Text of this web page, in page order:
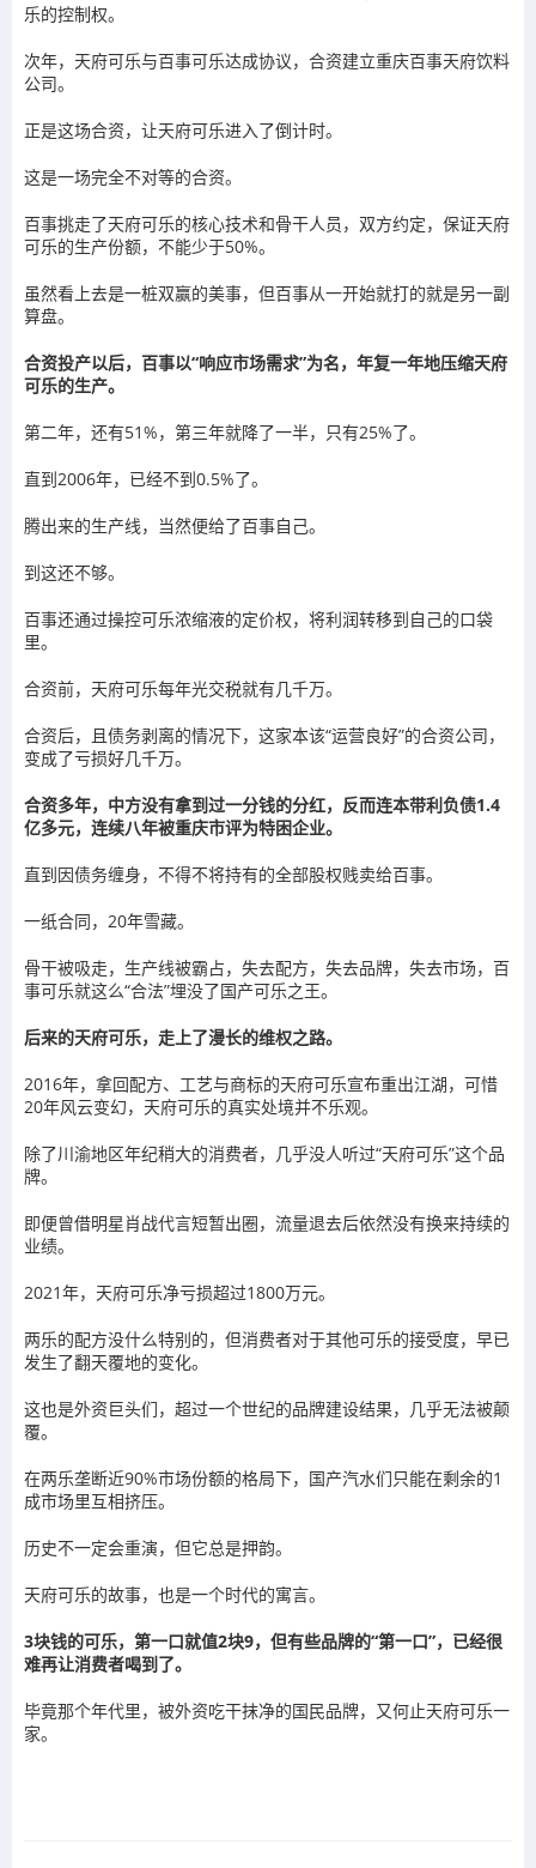
乐的控制权。
次年，天府可乐与百事可乐达成协议，合资建立重庆百事天府饮料
公司。
正是这场合资，让天府可乐进入了倒计时。
这是一场完全不对等的合资。
百事挑走了天府可乐的核心技术和骨干人员，双方约定，保证天府
可乐的生产份额，不能少于50%。
虽然看上去是一桩双赢的美事，但百事从一开始就打的就是另一副
算盘。
合资投产以后，百事以“响应市场需求”为名，年复一年地压缩天府
可乐的生产。
第二年，还有51%，第三年就降了一半，只有25%了。
直到2006年，已经不到0.5%了。
腾出来的生产线，当然便给了百事自己。
到这还不够。
百事还通过操控可乐浓缩液的定价权，将利润转移到自己的口袋
里。
合资前，天府可乐每年光交税就有几千万。
合资后，且债务剥离的情况下，这家本该“运营良好”的合资公司，
变成了亏损好几千万。
合资多年，中方没有拿到过一分钱的分红，反而连本带利负债1.4
亿多元，连续八年被重庆市评为特困企业。
直到因债务缠身，不得不将持有的全部股权贱卖给百事。
一纸合同，20年雪藏。
骨干被吸走，生产线被霸占，失去配方，失去品牌，失去市场，百
事可乐就这么“合法”埋没了国产可乐之王。
后来的天府可乐，走上了漫长的维权之路。
2016年，拿回配方、工艺与商标的天府可乐宣布重出江湖，可惜
20年风云变幻，天府可乐的真实处境并不乐观。
除了川渝地区年纪稍大的消费者，几乎没人听过“天府可乐”这个品
牌。
即便曾借明星肖战代言短暂出圈，流量退去后依然没有换来持续的
业绩。
2021年，天府可乐净亏损超过1800万元。
两乐的配方没什么特别的，但消费者对于其他可乐的接受度，早已
发生了翻天覆地的变化。
这也是外资巨头们，超过一个世纪的品牌建设结果，几乎无法被颠
覆。
在两乐垄断近90%市场份额的格局下，国产汽水们只能在剩余的1
成市场里互相挤压。
历史不一定会重演，但它总是押韵。
天府可乐的故事，也是一个时代的寓言。
3块钱的可乐，第一口就值2块9，但有些品牌的“第一口”，已经很
难再让消费者喝到了。
毕竟那个年代里，被外资吃干抹净的国民品牌，又何止天府可乐一
家。